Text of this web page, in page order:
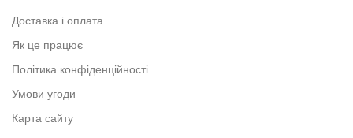
Доставка і оплата
Як це працює
Політика конфіденційності
Умови угоди
Карта сайту